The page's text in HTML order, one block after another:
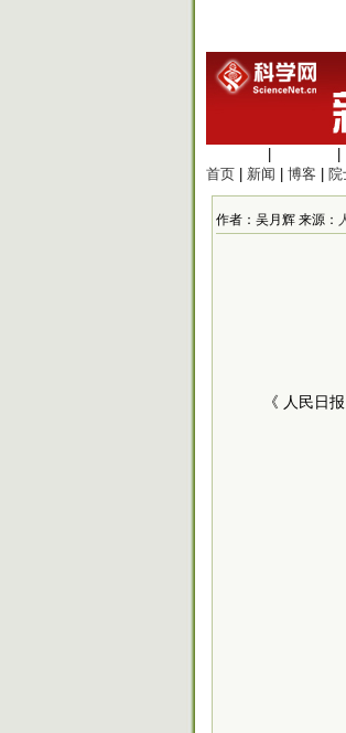
首页
新闻 博客 院
作者：吴月辉 来源：
《 人民日